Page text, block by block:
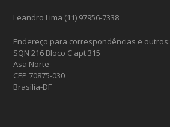
Leandro Lima (11) 97956-7338
Endereço para correspondências e outros:
SQN 216 Bloco C apt 315
Asa Norte
CEP 70875-030
Brasília-DF